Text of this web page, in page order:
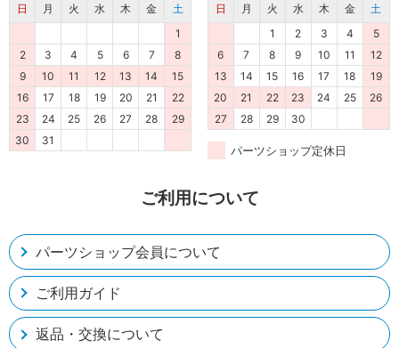
ご利用について
パーツショップ会員について
ご利用ガイド
返品・交換について
日 月 火 水 木 金
土
1
2
3 4 5 6 7
8
9
10 11 12 13 14
15
16
17 18 19 20 21
22
23
24 25 26 27 28
29
30
31
日 月 火 水 木 金
土
1
2 3 4
5
6
7 8 9 10 11
12
13
14 15 16 17 18
19
20
21 22 23 24 25
26
27
28 29 30
パーツショップ定休日